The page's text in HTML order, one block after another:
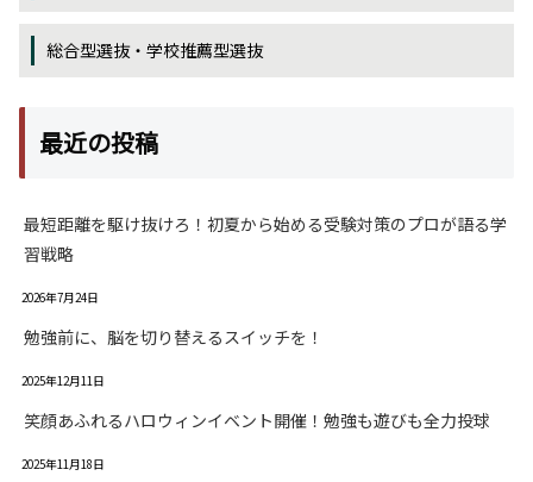
総合型選抜・学校推薦型選抜
最近の投稿
最短距離を駆け抜けろ！初夏から始める受験対策のプロが語る学
習戦略
2026年7月24日
勉強前に、脳を切り替えるスイッチを！
2025年12月11日
笑顔あふれるハロウィンイベント開催！勉強も遊びも全力投球
2025年11月18日